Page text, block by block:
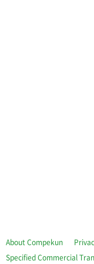
About Compekun
Specified Commercial